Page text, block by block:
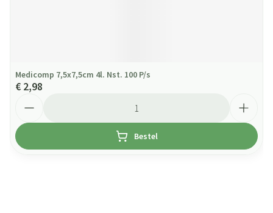
Medicomp 7,5x7,5cm 4l. Nst. 100 P/s
€ 2,98
Bestel